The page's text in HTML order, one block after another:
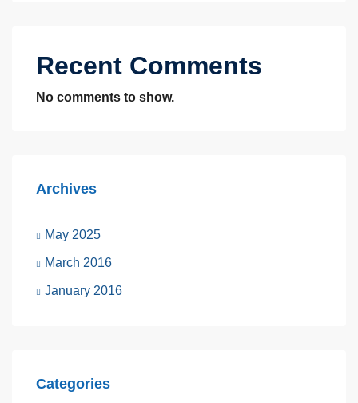
Recent Comments
No comments to show.
Archives
May 2025
March 2016
January 2016
Categories